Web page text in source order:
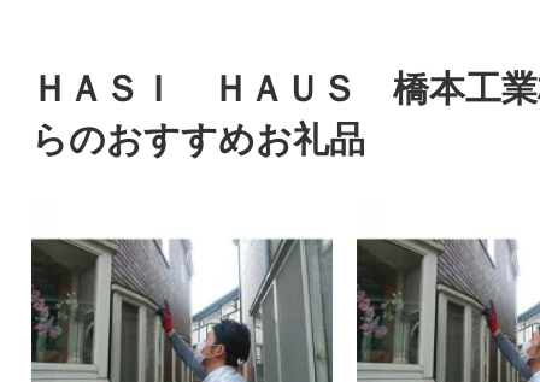
ＨＡＳＩ ＨＡＵＳ 橋本工業
らのおすすめお礼品